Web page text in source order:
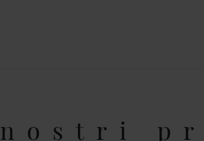
nostri